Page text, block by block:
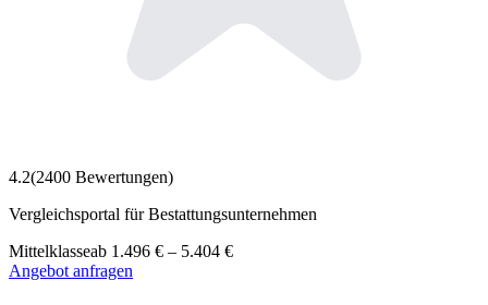
4.2(2400 Bewertungen)
Vergleichsportal für Bestattungsunternehmen
Mittelklasseab 1.496 € – 5.404 €
Angebot anfragen